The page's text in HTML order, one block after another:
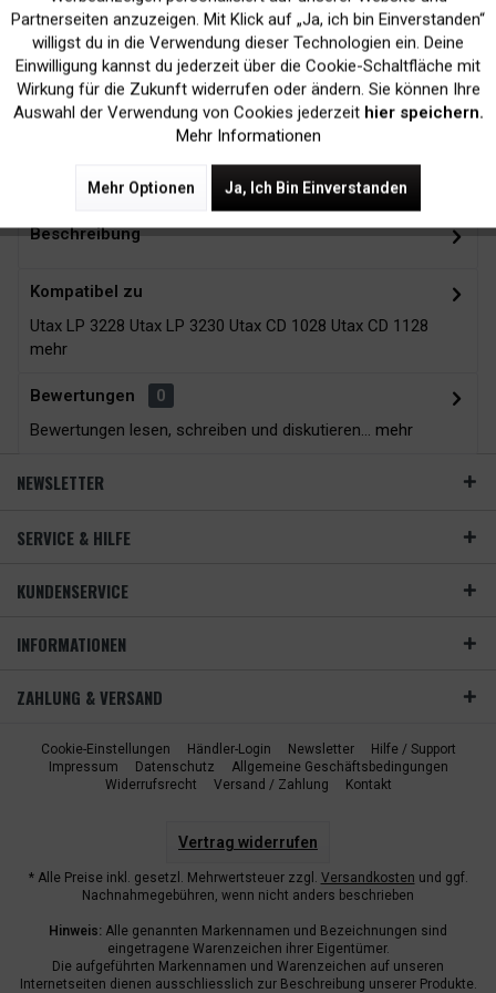
Kein Verlust der
Druckergarantie
Versand innerhalb von
24H*
Zubehör
Beschreibung
Kompatibel zu
Utax LP 3228 Utax LP 3230 Utax CD 1028 Utax CD 1128
mehr
Bewertungen
0
Bewertungen lesen, schreiben und diskutieren... mehr
NEWSLETTER
SERVICE & HILFE
KUNDENSERVICE
INFORMATIONEN
ZAHLUNG & VERSAND
Cookie-Einstellungen Händler-Login Newsletter
Hilfe / Support
Impressum
Datenschutz
Allgemeine Geschäftsbedingungen
Widerrufsrecht
Versand / Zahlung Kontakt
Vertrag widerrufen
* Alle Preise inkl. gesetzl. Mehrwertsteuer zzgl. Versandkosten und ggf.
Nachnahmegebühren, wenn nicht anders beschrieben
Hinweis: Alle genannten Markennamen und Bezeichnungen sind
eingetragene Warenzeichen ihrer Eigentümer.
Die aufgeführten Markennamen und Warenzeichen auf unseren
Internetseiten dienen ausschliesslich zur Beschreibung unserer Produkte.
Marketing Inaktiv
Tracking Inaktiv
Partnerseiten anzuzeigen. Mit Klick auf „Ja, ich bin Einverstanden“
willigst du in die Verwendung dieser Technologien ein. Deine
Einwilligung kannst du jederzeit über die Cookie-Schaltfläche mit
Wirkung für die Zukunft widerrufen oder ändern. Sie können Ihre
Auswahl der Verwendung von Cookies jederzeit hier speichern.
Mehr Informationen
Mehr Optionen Ja, Ich Bin Einverstanden